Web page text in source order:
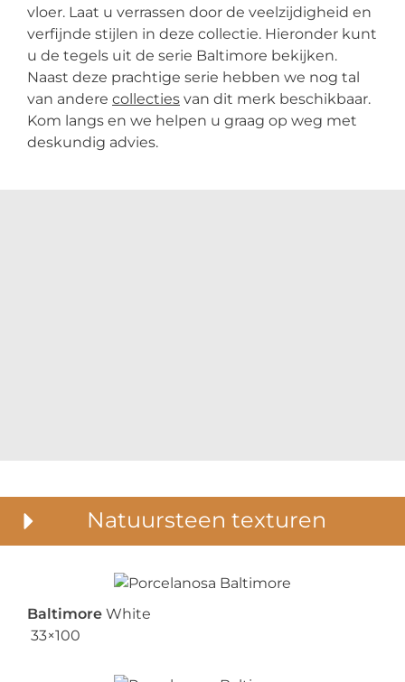
vloer. Laat u verrassen door de veelzijdigheid en
verfijnde stijlen in deze collectie. Hieronder kunt
u de tegels uit de serie Baltimore bekijken.
Naast deze prachtige serie hebben we nog tal
van andere collecties van dit merk beschikbaar.
Kom langs en we helpen u graag op weg met
deskundig advies.
Natuursteen texturen
Baltimore White
33×100